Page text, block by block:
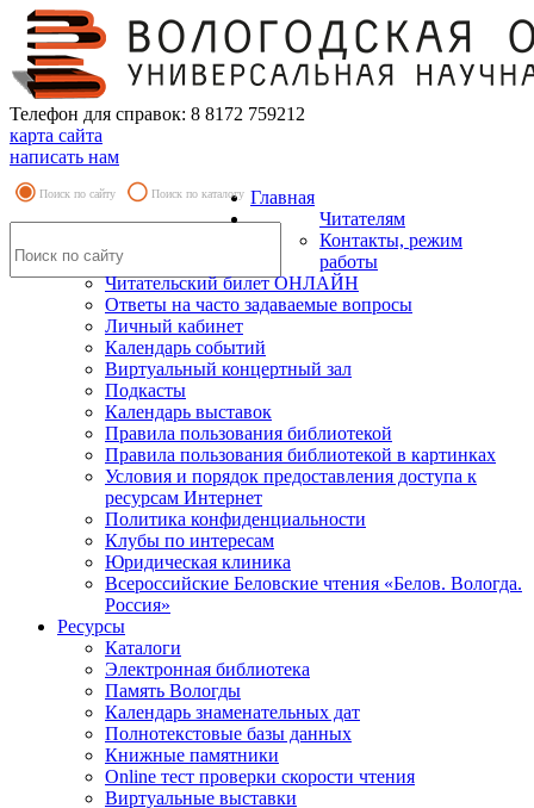
Телефон для справок: 8 8172 759212
карта сайта
написать нам
Поиск по сайту Поиск по каталогу Главная
Читателям
Контакты, режим
работы
Читательский билет ОНЛАЙН
Ответы на часто задаваемые вопросы
Личный кабинет
Календарь событий
Виртуальный концертный зал
Подкасты
Календарь выставок
Правила пользования библиотекой
Правила пользования библиотекой в картинках
Условия и порядок предоставления доступа к
ресурсам Интернет
Политика конфиденциальности
Клубы по интересам
Юридическая клиника
Всероссийские Беловские чтения «Белов. Вологда.
Россия»
Ресурсы
Каталоги
Электронная библиотека
Память Вологды
Календарь знаменательных дат
Полнотекстовые базы данных
Книжные памятники
Online тест проверки скорости чтения
Виртуальные выставки